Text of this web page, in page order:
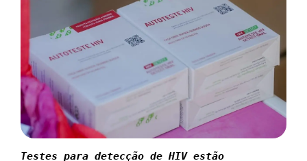
Testes para detecção de HIV estão